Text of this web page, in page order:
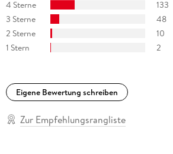
4 Sterne
133
3 Sterne
48
2 Sterne
10
1 Stern
2
Eigene Bewertung schreiben
Zur Empfehlungsrangliste